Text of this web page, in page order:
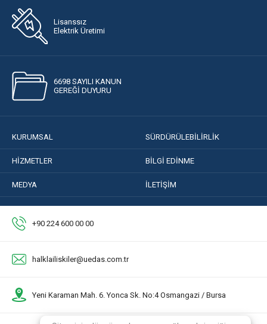
Lisanssız
Elektrik Üretimi
6698 SAYILI KANUN
GEREĞİ DUYURU
KURUMSAL SÜRDÜRÜLEBİLİRLİK
HİZMETLER BİLGİ EDİNME
MEDYA İLETİŞİM
+90 224 600 00 00
halklailiskiler@uedas.com.tr
Yeni Karaman Mah. 6. Yonca Sk. No:4 Osmangazi / Bursa